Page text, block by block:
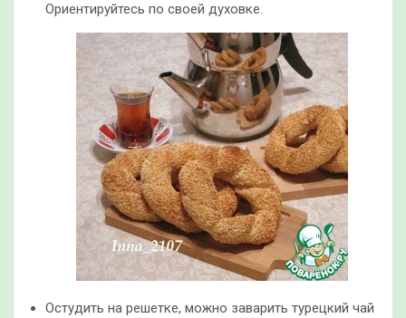
Ориентируйтесь по своей духовке.
Остудить на решетке, можно заварить турецкий чай